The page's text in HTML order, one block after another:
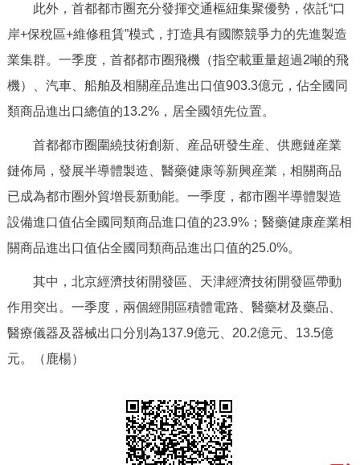
ESPAÑOL العربية PORTUGUÊS
ITALIANO
此外，首都都市圈充分發揮交通樞紐集聚優勢，依託“口
岸+保稅區+維修租賃”模式，打造具有國際競爭力的先進製造
業集群。一季度，首都都市圈飛機（指空載重量超過2噸的飛
機）、汽車、船舶及相關産品進出口值903.3億元，佔全國同
類商品進出口總值的13.2%，居全國領先位置。
首都都市圈圍繞技術創新、産品研發生産、供應鏈産業
鏈佈局，發展半導體製造、醫藥健康等新興産業，相關商品
已成為都市圈外貿增長新動能。一季度，都市圈半導體製造
設備進口值佔全國同類商品進口值的23.9%；醫藥健康産業相
關商品進出口值佔全國同類商品進出口值的25.0%。
其中，北京經濟技術開發區、天津經濟技術開發區帶動
作用突出。一季度，兩個經開區積體電路、醫藥材及藥品、
醫療儀器及器械出口分別為137.9億元、20.2億元、13.5億
元。（鹿楊）